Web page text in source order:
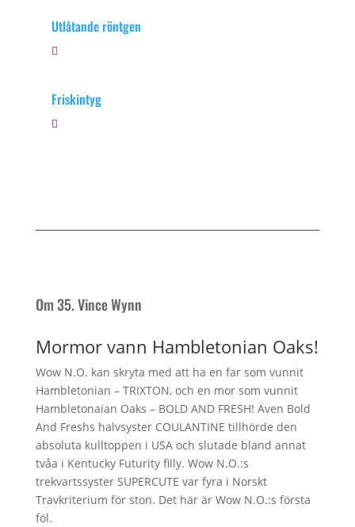
Utlåtande röntgen
Friskintyg
Om 35. Vince Wynn
Mormor vann Hambletonian Oaks!
Wow N.O. kan skryta med att ha en far som vunnit
Hambletonian – TRIXTON, och en mor som vunnit
Hambletonaian Oaks – BOLD AND FRESH! Även Bold
And Freshs halvsyster COULANTINE tillhörde den
absoluta kulltoppen i USA och slutade bland annat
tvåa i Kentucky Futurity filly. Wow N.O.:s
trekvartssyster SUPERCUTE var fyra i Norskt
Travkriterium för ston. Det här är Wow N.O.:s första
föl.